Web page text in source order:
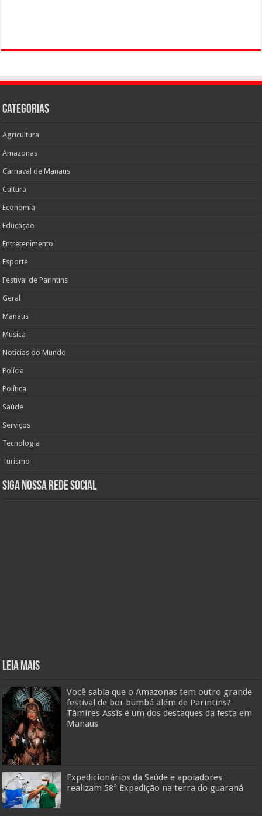
Categorias
Agricultura
Amazonas
Carnaval de Manaus
Cultura
Economia
Educação
Entretenimento
Esporte
Festival de Parintins
Geral
Manaus
Musica
Noticias do Mundo
Polícia
Política
Saúde
Serviços
Tecnologia
Turismo
Siga nossa rede social
Leia mais
Você sabia que o Amazonas tem outro grande
festival de boi-bumbá além de Parintins?
Tàmires Assîs é um dos destaques da festa em
Manaus
Expedicionários da Saúde e apoiadores
realizam 58ª Expedição na terra do guaraná